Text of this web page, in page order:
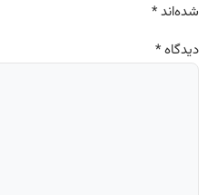
شده‌اند*
دیدگاه*